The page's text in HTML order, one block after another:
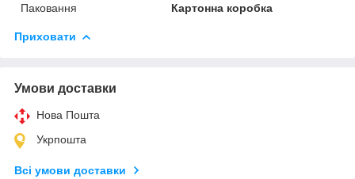
Паковання
Картонна коробка
Приховати
Умови доставки
Нова Пошта
Укрпошта
Всі умови доставки